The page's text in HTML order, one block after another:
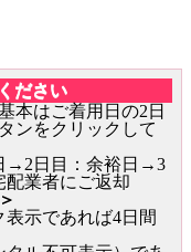
ださい
本はご着用日の2日
ンをクリックして
→2日目：余裕日→3
業者にご返却
示であれば4日間